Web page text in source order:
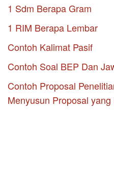
1 Sdm Berapa Gram
1 RIM Berapa Lembar
Contoh Kalimat Pasif
Contoh Soal BEP Dan
Contoh Proposal
Menyusun Proposal